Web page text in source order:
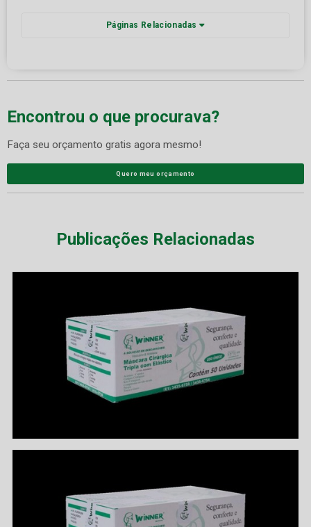
Páginas Relacionadas
Encontrou o que procurava?
Faça seu orçamento gratis agora mesmo!
Quero meu orçamento
Publicações Relacionadas